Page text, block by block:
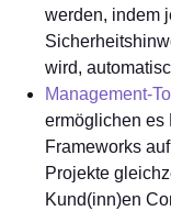
werden, indem
wird,
Management-
ermöglichen es
Frameworks
Projekte
Kund(inn)en